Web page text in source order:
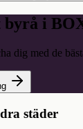
i
dig med de
städer